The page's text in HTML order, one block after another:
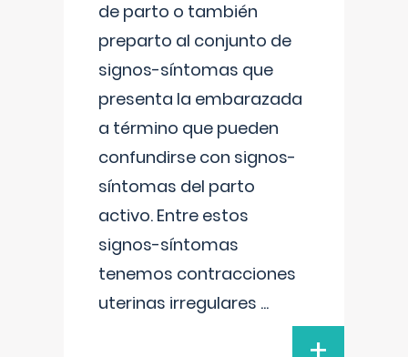
de parto o también
preparto al conjunto de
signos-síntomas que
presenta la embarazada
a término que pueden
confundirse con signos-
síntomas del parto
activo. Entre estos
signos-síntomas
tenemos contracciones
uterinas irregulares ...